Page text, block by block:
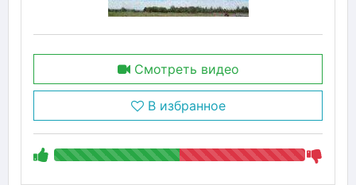
Смотреть видео
В избранное